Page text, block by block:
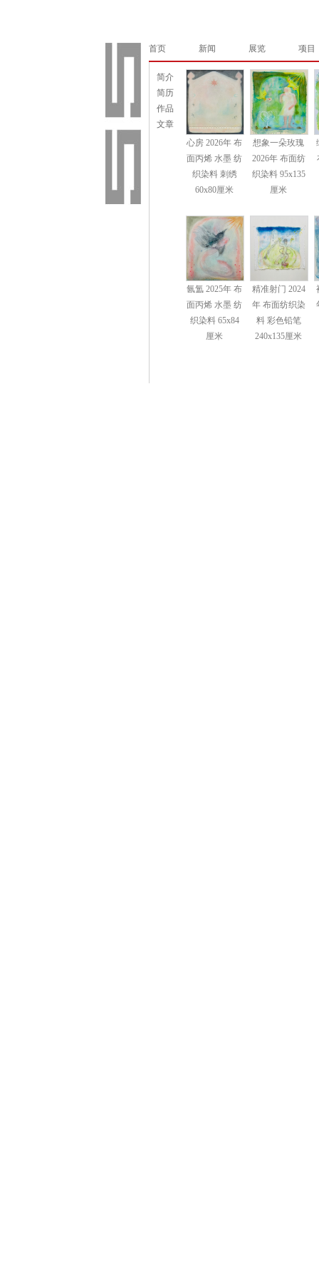
首页 新闻 展览 项目
简介
简历
作品
文章
⼼房 2026年 布
⾯丙烯 ⽔墨 纺
织染料 刺绣
60x80厘米
想象一朵玫瑰
2026年 布面纺
织染料 95x135
厘米
氤氲 2025年 布
⾯丙烯 ⽔墨 纺
织染料 65x84
厘米
精准射⻔ 2024
年 布⾯纺织染
料 彩⾊铅笔
240x135厘米